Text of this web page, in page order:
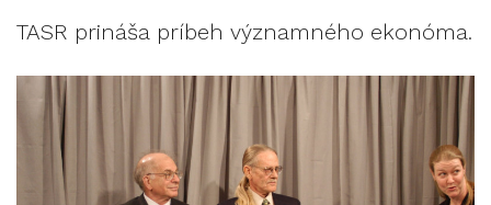
TASR prináša príbeh významného ekonóma.